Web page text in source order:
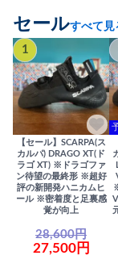
セールすべて見
1
【セール】SCARPA(ス
カルパ) DRAGO XT(ド
ラゴ XT) ※ドラゴファ
ン待望の最終形 ※超好
評の新開発ハニカムヒ
ール ※密着度と足裏感
覚が向上
28,600円
27,500円